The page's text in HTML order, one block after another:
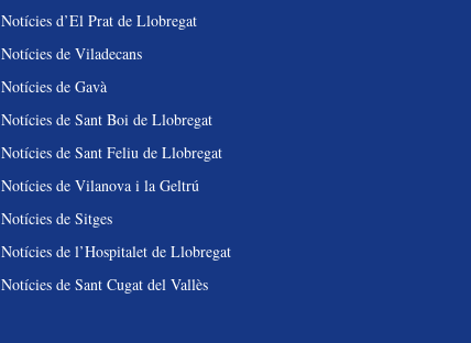
Notícies d’El Prat de Llobregat
Notícies de Viladecans
Notícies de Gavà
Notícies de Sant Boi de Llobregat
Notícies de Sant Feliu de Llobregat
Notícies de Vilanova i la Geltrú
Notícies de Sitges
Notícies de l’Hospitalet de Llobregat
Notícies de Sant Cugat del Vallès